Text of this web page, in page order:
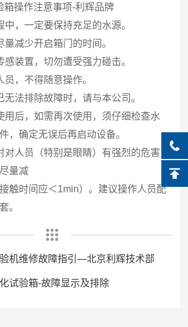
操作注意事项-利辉品牌
中，一定要保持充足的水源。
减少开启箱门的时间。
装置，切勿遭受强力碰击。
，不得随意操作。
无法排除故障时，请与本公司。
用后，如需再次使用，须仔细检查水
，确定无误后再启动设备。
对人员（特别是眼睛）有强烈的危害，
量减
触时间应＜1min）。建议操作人员配
。
机维修故障指引—北京利辉技术部
试验箱-故障显示及排除